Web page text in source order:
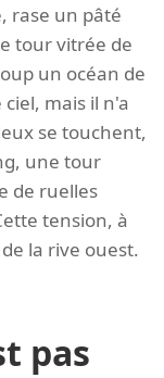
rase un pâté
tour vitrée de
un océan de
mais il n'a
se touchent,
une tour
de ruelles
tension, à
la rive ouest.
pas